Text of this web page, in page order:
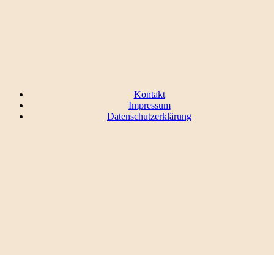
Kontakt
Impressum
Datenschutzerklärung